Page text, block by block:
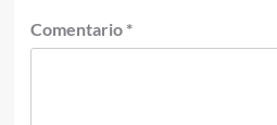
Comentario *